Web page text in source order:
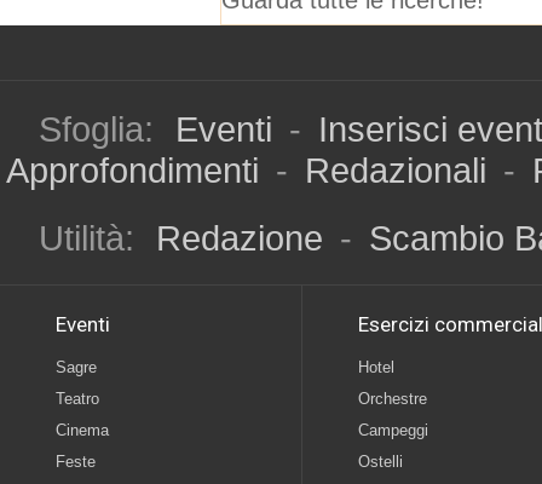
Sfoglia: Eventi - Inserisci
Approfondimenti - Redazionali -
Utilità:
Redazione - Scambio
Eventi
Sagre
Teatro
Cinema
Feste
Esercizi
Hotel
Orchestre
Campeggi
Ostelli